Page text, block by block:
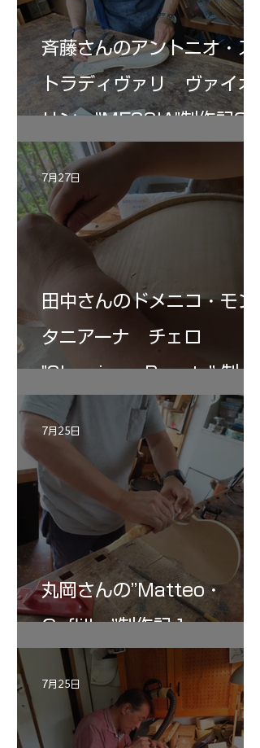
斉藤さんのアントニオ・ス
トラディヴァリ ヴァイオ
リン ”MESSIA"制作記33
田中さんのドメニコ・モン
タニアーナ チェロ
"Sleeping・Beauty” 制作
記 30
7月27日
丸岡さんの”Matteo・
Gofliller”制作記１
7月25日
7月25日